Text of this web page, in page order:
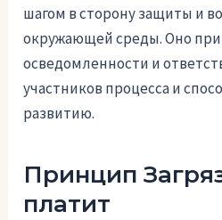
шагом в сторону защиты и
окружающей среды. Оно
осведомленности и
участников процесса и
развитию.
Принцип
платит